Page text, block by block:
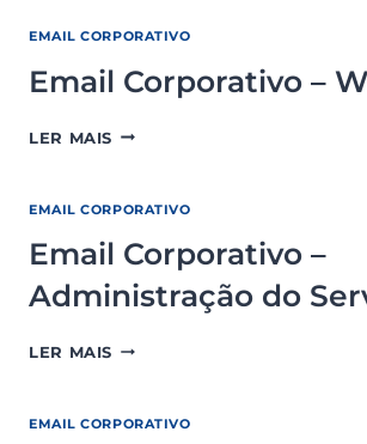
CONFIGURAÇÃO
PROGRAMAS
EMAIL CORPORATIVO
Email Corporativo –
LER MAIS EMAIL
WEBMAIL
EMAIL CORPORATIVO
Email Corporativo –
Administração do
LER MAIS EMAIL
ADMINISTRAÇÃO
EMAIL CORPORATIVO